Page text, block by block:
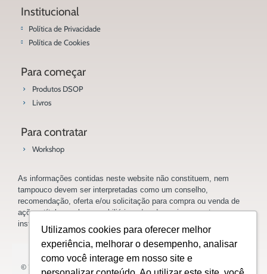
Utilizamos cookies para oferecer melhor
experiência, melhorar o desempenho, analisar
como você interage em nosso site e
Institucional
Política de Privacidade
Política de Cookies
Para começar
Produtos DSOP
Livros
Para contratar
Workshop
As informações contidas neste website não constituem, nem
tampouco devem ser interpretadas como um conselho,
recomendação, oferta e/ou solicitação para compra ou venda de
ações, títulos, valores mobiliários e/ou de quaisquer outros
instrumentos financeiros.
© 2023 Saladoinvestidor.com.br Todos os direitos reservados.